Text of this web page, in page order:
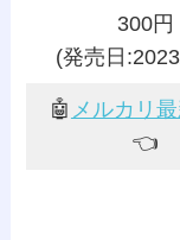
300円
(発売日
🤖 メルカリ
👈️